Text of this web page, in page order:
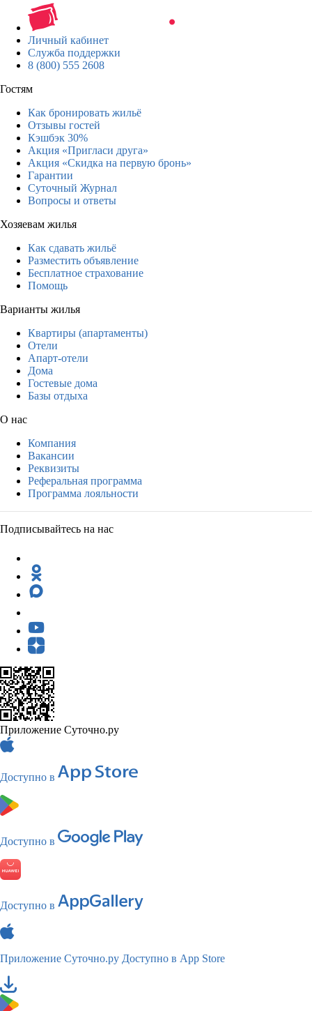
Личный кабинет
Служба поддержки
8 (800) 555 2608
Гостям
Как бронировать жильё
Отзывы гостей
Кэшбэк 30%
Акция «Пригласи друга»
Акция «Скидка на первую бронь»
Гарантии
Суточный Журнал
Вопросы и ответы
Хозяевам жилья
Как сдавать жильё
Разместить объявление
Бесплатное страхование
Помощь
Варианты жилья
Квартиры (апартаменты)
Отели
Апарт-отели
Дома
Гостевые дома
Базы отдыха
О нас
Компания
Вакансии
Реквизиты
Реферальная программа
Программа лояльности
Подписывайтесь на нас
Приложение Суточно.ру
Доступно в
Доступно в
Доступно в
Приложение Суточно.ру Доступно в App Store